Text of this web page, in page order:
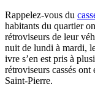
Rappelez-vous du
habitants du quartier
rétroviseurs de leur
nuit de lundi à mardi,
ivre s’en est pris à
rétroviseurs cassés ont
Saint-Pierre.